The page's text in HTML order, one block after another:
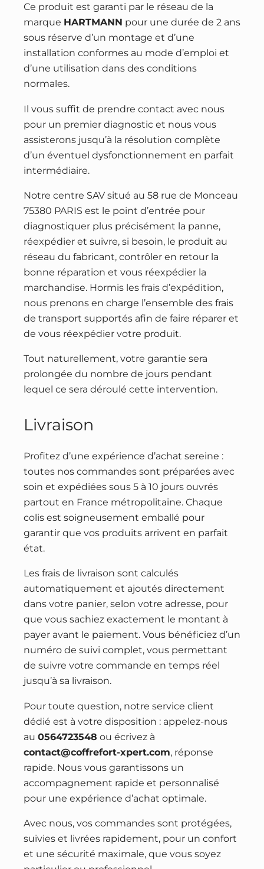
Ce produit est garanti par le réseau de la
marque HARTMANN pour une durée de 2 ans
sous réserve d’un montage et d’une
installation conformes au mode d’emploi et
d’une utilisation dans des conditions
normales.
Il vous suffit de prendre contact avec nous
pour un premier diagnostic et nous vous
assisterons jusqu’à la résolution complète
d’un éventuel dysfonctionnement en parfait
intermédiaire.
Notre centre SAV situé au 58 rue de Monceau
75380 PARIS est le point d’entrée pour
diagnostiquer plus précisément la panne,
réexpédier et suivre, si besoin, le produit au
réseau du fabricant, contrôler en retour la
bonne réparation et vous réexpédier la
marchandise. Hormis les frais d’expédition,
nous prenons en charge l’ensemble des frais
de transport supportés afin de faire réparer et
de vous réexpédier votre produit.
Tout naturellement, votre garantie sera
prolongée du nombre de jours pendant
lequel ce sera déroulé cette intervention.
Livraison
Profitez d’une expérience d’achat sereine :
toutes nos commandes sont préparées avec
soin et expédiées sous 5 à 10 jours ouvrés
partout en France métropolitaine. Chaque
colis est soigneusement emballé pour
garantir que vos produits arrivent en parfait
état.
Les frais de livraison sont calculés
automatiquement et ajoutés directement
dans votre panier, selon votre adresse, pour
que vous sachiez exactement le montant à
payer avant le paiement. Vous bénéficiez d’un
numéro de suivi complet, vous permettant
de suivre votre commande en temps réel
jusqu’à sa livraison.
Pour toute question, notre service client
dédié est à votre disposition : appelez-nous
au 0564723548 ou écrivez à
contact@coffrefort-xpert.com, réponse
rapide. Nous vous garantissons un
accompagnement rapide et personnalisé
pour une expérience d’achat optimale.
Avec nous, vos commandes sont protégées,
suivies et livrées rapidement, pour un confort
et une sécurité maximale, que vous soyez